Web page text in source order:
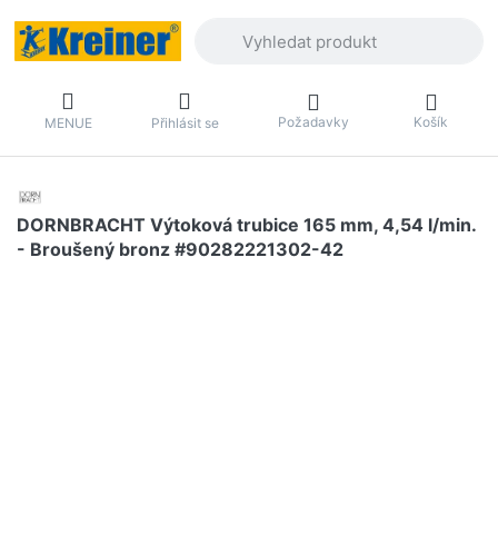
MENUE Přihlásit se Požadavky Košík
DORNBRACHT Výtoková trubice 165 mm, 4,54 l/min.
- Broušený bronz #90282221302-42